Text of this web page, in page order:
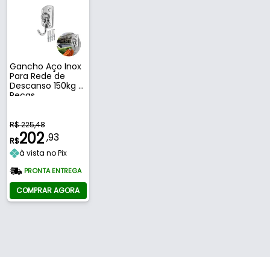
Gancho Aço Inox
Para Rede de
Descanso 150kg 2
Peças
R$ 225,48
R$202,93
à vista no Pix
PRONTA ENTREGA
COMPRAR AGORA